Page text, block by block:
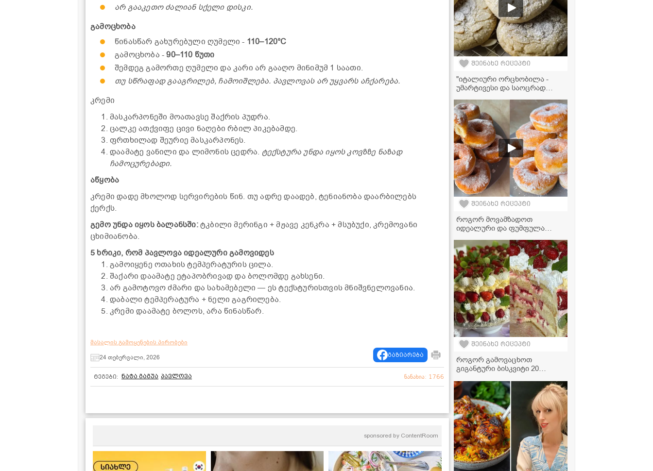
არ გააკეთო ძალიან სქელი დისკი.
გამოცხობა
წინასწარ გახურებული ღუმელი - 110–120°C
გამოცხობა -90–110 წუთი
შემდეგ გამორთე ღუმელი და კარი არ გააღო მინიმუმ 1 საათი.
თუ სწრაფად გააგრილებ, ჩამოიშლება. პავლოვას არ უყვარს აჩქარება.
კრემი
მასკარპონეში მოათავსე შაქრის პუდრა.
ცალკე ათქვიფე ცივი ნაღები რბილ პიკებამდე.
ფრთხილად შეურიე მასკარპონეს.
დაამატე ვანილი და ლიმონის ცედრა. ტექსტურა უნდა იყოს კოვზზე ნაზად
ჩამოცურებადი.
აწყობა
კრემი დადე მხოლოდ სერვირების წინ. თუ ადრე დაადებ, ტენიანობა დაარბილებს
ქერქს.
გემო უნდა იყოს ბალანსში:ტკბილი მერინგი + მჟავე კენკრა + მსუბუქი, კრემოვანი
ცხიმიანობა.
5 ხრიკი, რომ პავლოვა იდეალური გამოვიდეს
გამოიყენე ოთახის ტემპერატურის ცილა.
შაქარი დაამატე ეტაპობრივად და ბოლომდე გახსენი.
არ გამოტოვო ძმარი და სახამებელი — ეს ტექსტურისთვის მნიშვნელოვანია.
დაბალი ტემპერატურა + ნელი გაგრილება.
კრემი დაამატე ბოლოს, არა წინასწარ.
მასალის გამოყენების პირობები
24 თებერვალი, 2026
გაზიარება
ტეგები: ნატა გაგუა პავლოვა ნანახია: 1766
sponsored by ContentRoom
შეინახე რეცეპტი
"იტალიური ორცხობილა -
უმარტივესი და საოცრად
შეინახე რეცეპტი
როგორ მოვამზადოთ
იდეალური და ფუმფულა
რეცეპტი, რომელიც
საკონდიტროს დონეს არ
ჩამოუვარდება!
შეინახე რეცეპტი
როგორ გამოვაცხოთ
გიგანტური ბისკვიტი 20
რეცეპტი